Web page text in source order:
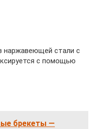
наржавеющей стали с
с помощью
брекеты —